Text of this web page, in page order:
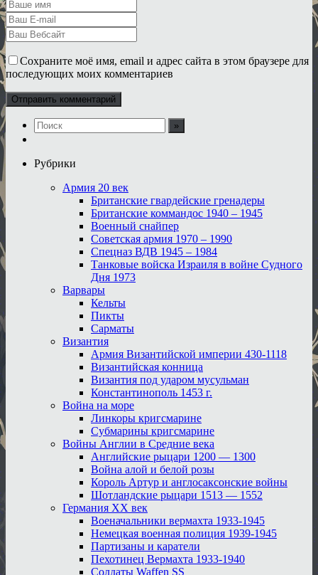
Сохраните моё имя, email и адрес сайта в этом браузере для
последующих моих комментариев
Рубрики
Армия 20 век
Британские гвардейские гренадеры
Британские коммандос 1940 – 1945
Военный снайпер
Советская армия 1970 – 1990
Спецназ ВДВ 1945 – 1984
Танковые войска Израиля в войне Судного
Дня 1973
Варвары
Кельты
Пикты
Сарматы
Византия
Армия Византийской империи 430-1118
Византийская конница
Византия под ударом мусульман
Константинополь 1453 г.
Война на море
Линкоры кригсмарине
Субмарины кригсмарине
Войны Англии в Средние века
Английские рыцари 1200 — 1300
Война алой и белой розы
Король Артур и англосаксонские войны
Шотландские рыцари 1513 — 1552
Германия XX век
Военачальники вермахта 1933-1945
Немецкая военная полиция 1939-1945
Партизаны и каратели
Пехотинец Вермахта 1933-1940
Солдаты Waffen SS